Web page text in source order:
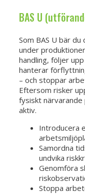
BAS U
Som BAS U bär
under
handling, följer
hanterar
– och stoppar
Eftersom risker
fysiskt
aktiv.
Introducera
Samordna
undvika
Genomföra
Stoppa